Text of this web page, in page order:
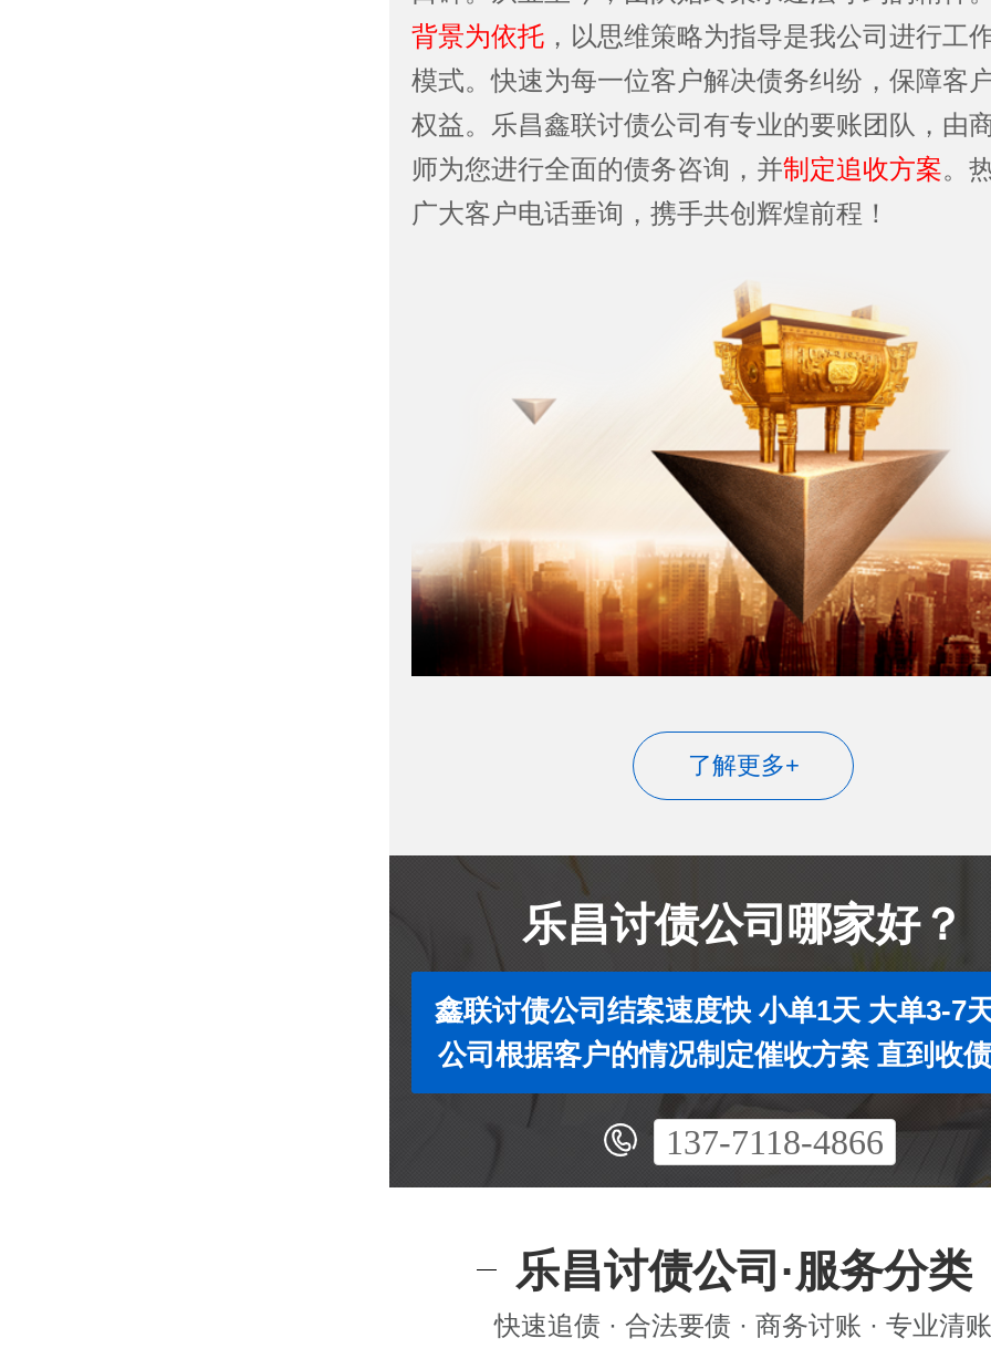
背景为依托 ，以思维策略为指导是我公司进行工
模式。快速为每一位客户解决债务纠纷，保障客
权益。乐昌鑫联讨债公司有专业的要账团队，由
师为您进行全面的债务咨询，并制定追收方案。
广大客户电话垂询，携手共创辉煌前程！
了解更多+
乐昌讨债公司哪家好？
鑫联讨债公司结案速度快 小单1天 大单3-7
公司根据客户的情况制定催收方案 直到收
137-7118-4866
乐昌讨债公司·服务分类
快速追债 · 合法要债 · 商务讨账 · 专业清账